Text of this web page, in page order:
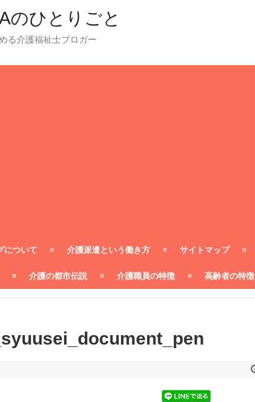
のひとりごと
る介護福祉士ブロガー
について 介護派遣という働き方 サイトマップ
介護の都市伝説 介護職員の特徴 高齢者の特徴